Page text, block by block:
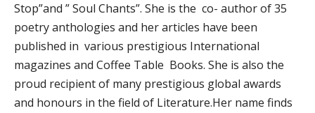
Stop”and ” Soul Chants”. She is the co- author of 35
poetry anthologies and her articles have been
published in various prestigious International
magazines and Coffee Table Books. She is also the
proud recipient of many prestigious global awards
and honours in the field of Literature.Her name finds